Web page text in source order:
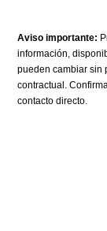
Aviso importante:
información,
pueden cambiar sin
contractual.
contacto directo.